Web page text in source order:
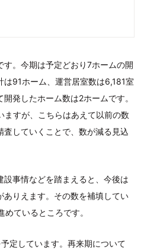
。今期は予定どおり7ホームの開
91ホーム、運営居室数は6,181室
発したホーム数は2ホームです。
ますが、こちらはあえて以前の数
していくことで、数が減る見込
事情などを踏まえると、今後は
ありえます。その数を補填してい
ているところです。
定しています。再来期について